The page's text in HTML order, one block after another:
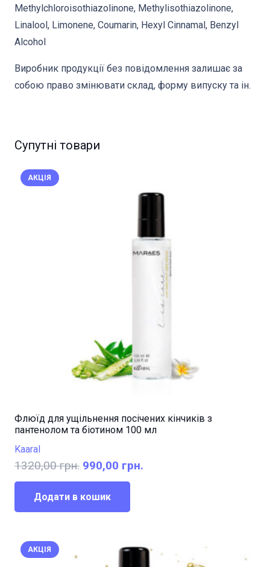
Methylchloroisothiazolinone, Methylisothiazolinone,
Linalool, Limonene, Coumarin, Hexyl Cinnamal, Benzyl
Alcohol
Виробник продукції без повідомлення залишає за
собою право змінювати склад, форму випуску та ін.
Супутні товари
АКЦІЯ
Флюїд для ущільнення посічених кінчиків з
пантенолом та біотином 100 мл
Kaaral
1320,00грн. Оригінальна
ціна:
1320,00 грн..
990,00 грн.
Додати в кошик
АКЦІЯ